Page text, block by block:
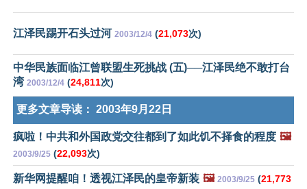
江泽民踢开石头过河 2003/12/4 (21,073次)
中华民族面临江曾联盟生死挑战 (五)──江泽民绝不敢打台
湾 2003/12/4 (24,811次)
更多文章导读： 2003年9月22日
疯啦！中共和外国政党交往都到了如此饥不择食的程度 🖼️
2003/9/25 (22,093次)
新华网提醒咱！透视江泽民的皇帝新装 🖼️ 2003/9/25 (21,773